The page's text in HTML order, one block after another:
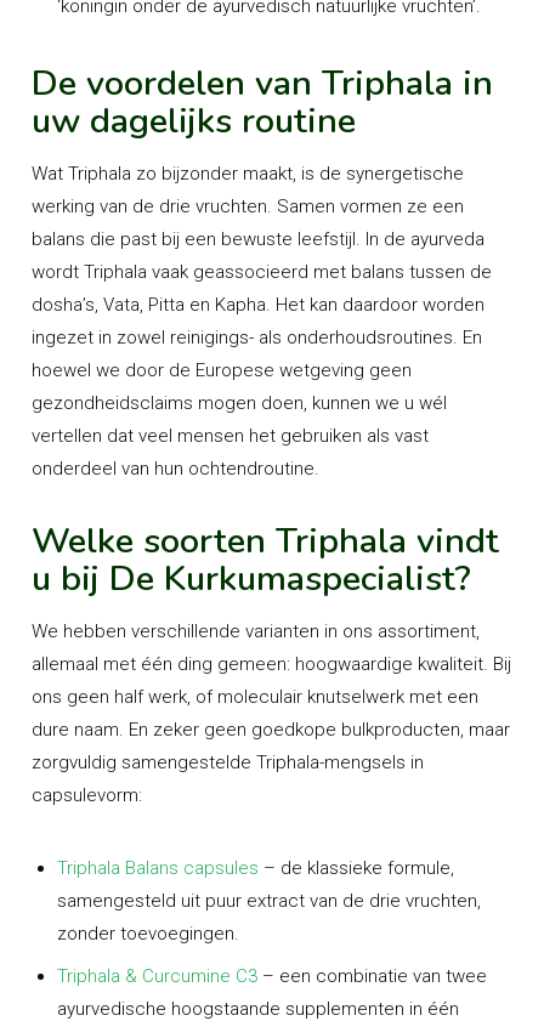
‘koningin onder de ayurvedisch natuurlijke vruchten’.
De voordelen van Triphala in
uw dagelijks routine
Wat Triphala zo bijzonder maakt, is de synergetische
werking van de drie vruchten. Samen vormen ze een
balans die past bij een bewuste leefstijl. In de ayurveda
wordt Triphala vaak geassocieerd met balans tussen de
dosha’s, Vata, Pitta en Kapha. Het kan daardoor worden
ingezet in zowel reinigings- als onderhoudsroutines. En
hoewel we door de Europese wetgeving geen
gezondheidsclaims mogen doen, kunnen we u wél
vertellen dat veel mensen het gebruiken als vast
onderdeel van hun ochtendroutine.
Welke soorten Triphala vindt
u bij De Kurkumaspecialist?
We hebben verschillende varianten in ons assortiment,
allemaal met één ding gemeen: hoogwaardige kwaliteit. Bij
ons geen half werk, of moleculair knutselwerk met een
dure naam. En zeker geen goedkope bulkproducten, maar
zorgvuldig samengestelde Triphala-mengsels in
capsulevorm:
Triphala Balans capsules – de klassieke formule,
samengesteld uit puur extract van de drie vruchten,
zonder toevoegingen.
Triphala & Curcumine C3 – een combinatie van twee
ayurvedische hoogstaande supplementen in één